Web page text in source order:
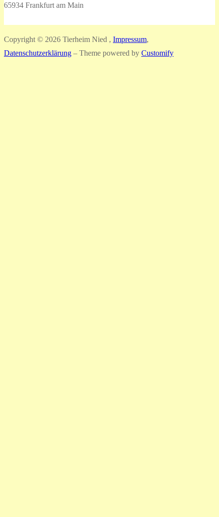
65934 Frankfurt am Main
Copyright © 2026 Tierheim Nied , Impressum,
Datenschutzerklärung – Theme powered by Customify